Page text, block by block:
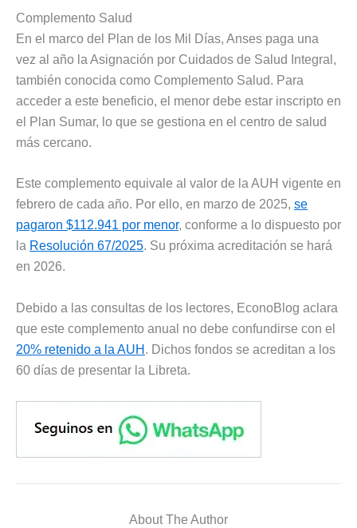
Complemento Salud
En el marco del Plan de los Mil Días, Anses paga una
vez al año la Asignación por Cuidados de Salud Integral,
también conocida como Complemento Salud. Para
acceder a este beneficio, el menor debe estar inscripto en
el Plan Sumar, lo que se gestiona en el centro de salud
más cercano.
Este complemento equivale al valor de la AUH vigente en
febrero de cada año. Por ello, en marzo de 2025, se
pagaron $112.941 por menor, conforme a lo dispuesto por
la Resolución 67/2025. Su próxima acreditación se hará
en 2026.
Debido a las consultas de los lectores, EconoBlog aclara
que este complemento anual no debe confundirse con el
20% retenido a la AUH . Dichos fondos se acreditan a los
60 días de presentar la Libreta.
About The Author